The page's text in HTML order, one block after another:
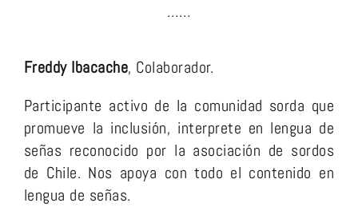
……
Freddy Ibacache, Colaborador.
Participante activo de la comunidad sorda que
promueve la inclusión, interprete en lengua de
señas reconocido por la asociación de sordos
de Chile. Nos apoya con todo el contenido en
lengua de señas.